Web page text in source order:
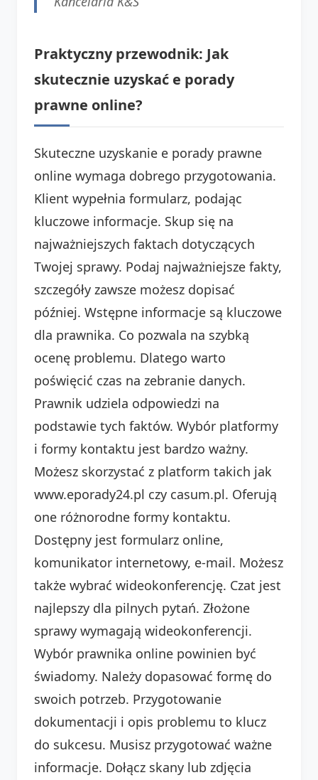
Praktyczny przewodnik: Jak
skutecznie uzyskać e porady
prawne online?
Skuteczne uzyskanie e porady prawne
online wymaga dobrego przygotowania.
Klient wypełnia formularz, podając
kluczowe informacje. Skup się na
najważniejszych faktach dotyczących
Twojej sprawy. Podaj najważniejsze fakty,
szczegóły zawsze możesz dopisać
później. Wstępne informacje są kluczowe
dla prawnika. Co pozwala na szybką
ocenę problemu. Dlatego warto
poświęcić czas na zebranie danych.
Prawnik udziela odpowiedzi na
podstawie tych faktów. Wybór platformy
i formy kontaktu jest bardzo ważny.
Możesz skorzystać z platform takich jak
www.eporady24.pl czy casum.pl. Oferują
one różnorodne formy kontaktu.
Dostępny jest formularz online,
komunikator internetowy, e-mail. Możesz
także wybrać wideokonferencję. Czat jest
najlepszy dla pilnych pytań. Złożone
sprawy wymagają wideokonferencji.
Wybór prawnika online powinien być
świadomy. Należy dopasować formę do
swoich potrzeb. Przygotowanie
dokumentacji i opis problemu to klucz
do sukcesu. Musisz przygotować ważne
informacje. Dołącz skany lub zdjęcia